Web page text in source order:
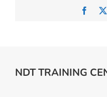
NDT TRAINING